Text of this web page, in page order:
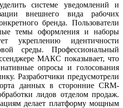
системе уведомлений и
внешнего вида рабочих
бренда. Пользователи
темы оформления и наборы
укреплению идентичности
среды. Профессиональный
МАКС показывает, что
опросы и голосования
Разработчики предусмотрели
данных в сторонние CRM-
лидов отделом продаж.
делает платформу мощным